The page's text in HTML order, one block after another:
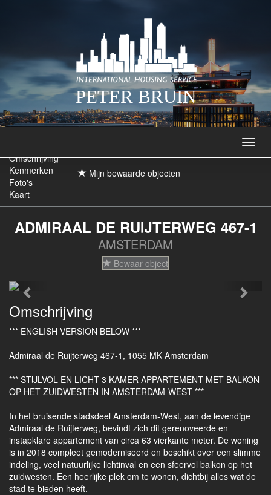
PETER BRUIN
Mijn bewaarde objecten
Omschrijving
Kenmerken
Foto's
Kaart
ADMIRAAL DE RUIJTERWEG 467-1
AMSTERDAM
Bewaar object
Previous Next
Omschrijving
*** ENGLISH VERSION BELOW ***
Admiraal de Ruijterweg 467-1, 1055 MK Amsterdam
*** STIJLVOL EN LICHT 3 KAMER APPARTEMENT MET BALKON
OP HET ZUIDWESTEN IN AMSTERDAM-WEST ***
In het bruisende stadsdeel Amsterdam-West, aan de levendige
Admiraal de Ruijterweg, bevindt zich dit gerenoveerde en
instapklare appartement van circa 63 vierkante meter. De woning
is in 2018 compleet gemoderniseerd en beschikt over een slimme
indeling, veel natuurlijke lichtinval en een sfeervol balkon op het
zuidwesten. Een heerlijke plek om te wonen, dichtbij alles wat de
stad te bieden heeft.